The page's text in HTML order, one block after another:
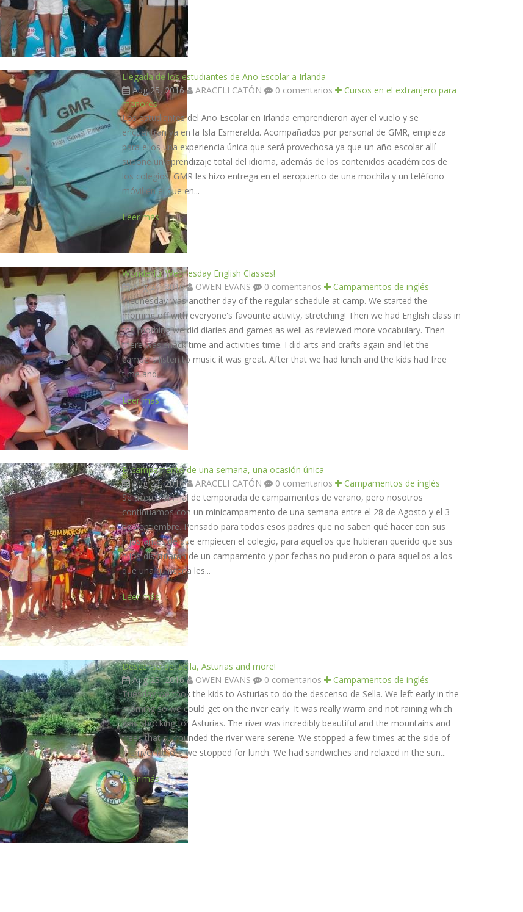
Llegada de los estudiantes de Año Escolar a Irlanda
Aug 25, 2016 ARACELI CATÓN 0 comentarios
Cursos en el extranjero para
menores
Los estudiantes del Año Escolar en Irlanda emprendieron ayer el vuelo y se
encuentran ya en la Isla Esmeralda. Acompañados por personal de GMR, empieza
para ellos una experiencia única que será provechosa ya que un año escolar allí
supone un aprendizaje total del idioma, además de los contenidos académicos de
los colegios. GMR les hizo entrega en el aeropuerto de una mochila y un teléfono
móvil en el que en...
Leer más
Wonderful Wednesday English Classes!
Aug 24, 2016 OWEN EVANS 0 comentarios
Campamentos de inglés
Wednesday was another day of the regular schedule at camp. We started the
morning off with everyone's favourite activity, stretching! Then we had English class in
the morning we did diaries and games as well as reviewed more vocabulary. Then
there was snack time and activities time. I did arts and crafts again and let the
campers listen to music it was great. After that we had lunch and the kids had free
time and...
Leer más
El campamento de una semana, una ocasión única
Aug 23, 2016 ARACELI CATÓN 0 comentarios
Campamentos de inglés
Se acerca el final de temporada de campamentos de verano, pero nosotros
continuamos con un minicampamento de una semana entre el 28 de Agosto y el 3
de Septiembre. Pensado para todos esos padres que no saben qué hacer con sus
hijos antes de que empiecen el colegio, para aquellos que hubieran querido que sus
hijos disfrutaran de un campamento y por fechas no pudieron o para aquellos a los
que una quincena les...
Leer más
Descenso del Sella, Asturias and more!
Aug 23, 2016 OWEN EVANS 0 comentarios
Campamentos de inglés
Tuesday we took the kids to Asturias to do the descenso de Sella. We left early in the
morning so we could get on the river early. It was really warm and not raining which
was shocking for Asturias. The river was incredibly beautiful and the mountains and
trees that surrounded the river were serene. We stopped a few times at the side of
the river before we stopped for lunch. We had sandwiches and relaxed in the sun...
Leer más